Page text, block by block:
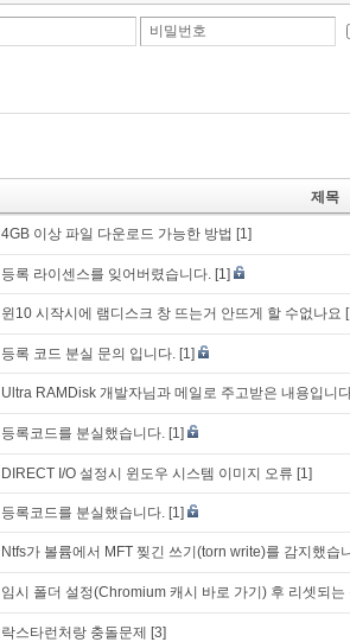
비밀번호
제목
4GB 이상 파일 다운로드 가능한 방법 [1]
등록 라이센스를 잊어버렸습니다. [1]
윈10 시작시에 램디스크 창 뜨는거 안뜨게 할 수없나요
등록 코드 분실 문의 입니다. [1]
Ultra RAMDisk 개발자님과 메일로 주고받은 내용입니
등록코드를 분실했습니다. [1]
DIRECT I/O 설정시 윈도우 시스템 이미지 오류 [1]
등록코드를 분실했습니다. [1]
Ntfs가 볼륨에서 MFT 찢긴 쓰기(torn write)를 감지했습
임시 폴더 설정(Chromium 캐시 바로 가기) 후 리셋되는
락스타런처랑 충돌문제 [3]